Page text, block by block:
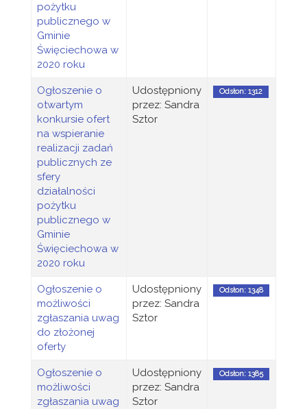
pożytku
publicznego w
Gminie
Święciechowa w
2020 roku
Ogłoszenie o
otwartym
konkursie ofert
na wspieranie
realizacji zadań
publicznych ze
sfery
działalności
pożytku
publicznego w
Gminie
Święciechowa w
2020 roku
Udostępniony
przez: Sandra
Sztor
Odsłon: 1312
Ogłoszenie o
możliwości
zgłaszania uwag
do złożonej
oferty
Udostępniony
przez: Sandra
Sztor
Odsłon: 1348
Ogłoszenie o
możliwości
zgłaszania uwag
Udostępniony
przez: Sandra
Sztor
Odsłon: 1385